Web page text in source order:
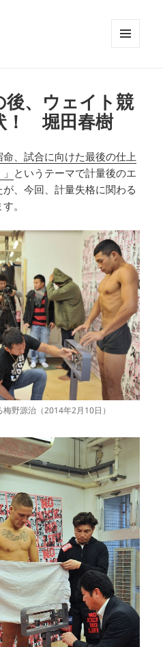
ット
後、ウェイト競
！ 堀田春樹
命、試合に向けた最後の仕上
というテーマで計量後のエ
、今回、計量失格に関わる
。
野源治（2014年2月10日）